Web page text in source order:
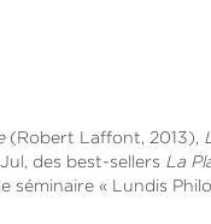
(Robert Laffont, 2013),
des best-sellers La
séminaire « Lundis